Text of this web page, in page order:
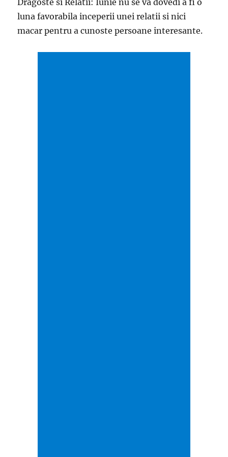
luna favorabila inceperii unei relatii si nici
macar pentru a cunoste persoane interesante.